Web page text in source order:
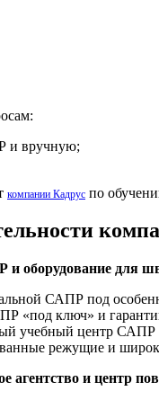
и вручную;
компании Кадрус по
оборудование для
САПР под
«под ключ» и
учебный центр САПР
режущие и
агентство и центр